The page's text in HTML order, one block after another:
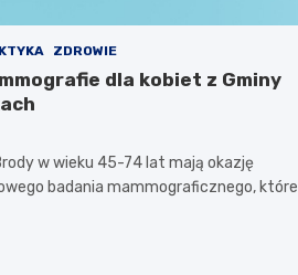
ZDROWIE
dla kobiet z Gminy
w wieku 45-74 lat mają okazję
badania mammograficznego, które